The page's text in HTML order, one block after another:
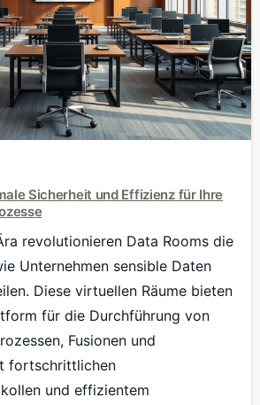
0
Sicherheit und Effizienz für Ihre
revolutionieren Data Rooms die
Unternehmen sensible Daten
Diese virtuellen Räume bieten
für die Durchführung von
Fusionen und
fortschrittlichen
und effizientem